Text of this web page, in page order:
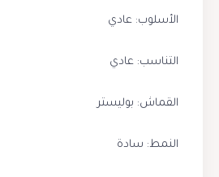
الأسلوب: عادي
التناسب: عادي
القماش: بوليستر
النمط: سادة